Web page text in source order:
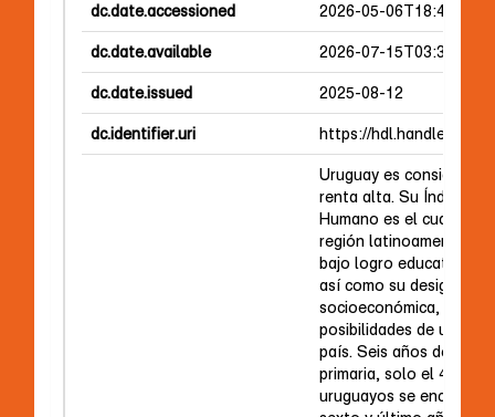
dc.date.accessioned 2026-05-06T18:48:56Z
dc.date.available 2026-07-15T03:30:12Z
dc.date.issued 2025-08-12
dc.identifier.uri https://hdl.handle.net/
Uruguay es
renta alta. Su Índice de
Humano es el cuarto
región latinoamericana.
bajo logro educativo de
así como su desigual
socioeconómica,
posibilidades de un
país. Seis años
primaria, solo el 40%
uruguayos se